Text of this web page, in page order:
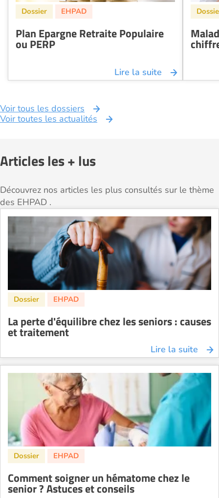
Plan Epargne Retraite Populaire
ou PERP
Lire la suite
Voir tous les dossiers
Voir toutes les actualités
Articles les + lus
Découvrez nos articles les plus consultés sur le thème
des EHPAD .
La perte d'équilibre chez les seniors : causes
et traitement
Lire la suite
Comment soigner un hématome chez le
senior ? Astuces et conseils